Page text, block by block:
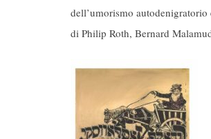
dell’umorismo
di Philip Roth, Bernard